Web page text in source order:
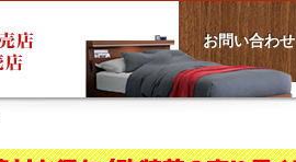
お問い合わせ